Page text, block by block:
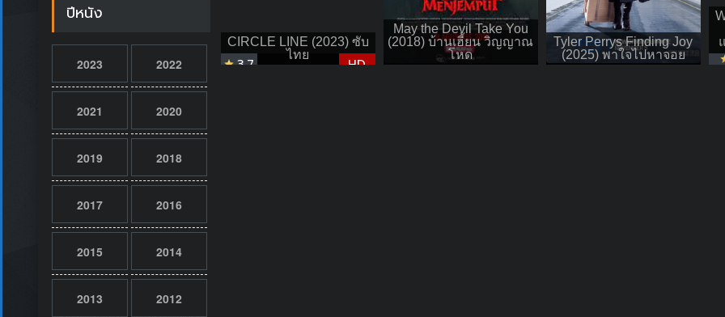
ปีหนัง
2023 2022
2021 2020
2019 2018
2017 2016
2015 2014
2013 2012
CIRCLE LINE (2023) ซับ
ไทย
3.7 HD
May the Devil Take You
(2018) บ้านเฮี้ยน วิญญาณ
โหด
Tyler Perrys Finding Joy
(2025) พาใจไปหาจอย